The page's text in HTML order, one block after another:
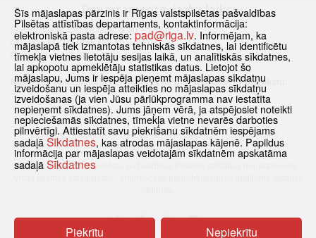
Departamenta darba laiks:
Pirmdiena, Ceturtdiena: 8.30 – 18.00
Otrdiena, Trešdiena: 8.30 – 17.00
Piektdiena: 8.30 – 15.00
Klātienes konsultācijas pieejamas tikai ar iepriekšēju pierakstu.
Sākums Jaunumi Biežāk uzdotie jautājumi
Lapas karte
Sīkdatnes
Kontakti
© 2021 Rīgas valstspilsētas pašvaldības Pilsētas attīstības departaments.
Šīs mājaslapas pārzinis ir Rīgas valstspilsētas pašvaldības
Pilsētas attīstības departaments, kontaktinformācija:
elektroniskā pasta adrese: pad@riga.lv. Informējam, ka
mājaslapā tiek izmantotas tehniskās sīkdatnes, lai identificētu
tīmekļa vietnes lietotāju sesijas laikā, un analītiskās sīkdatnes,
lai apkopotu apmeklētāju statistikas datus. Lietojot šo
mājaslapu, Jums ir iespēja pieņemt mājaslapas sīkdatņu
izveidošanu un iespēja atteikties no mājaslapas sīkdatņu
izveidošanas (ja vien Jūsu pārlūkprogramma nav iestatīta
nepieņemt sīkdatnes). Jums jāņem vērā, ja atspējosiet noteikti
nepieciešamās sīkdatnes, tīmekļa vietne nevarēs darboties
pilnvērtīgi. Attiestatīt savu piekrišanu sīkdatnēm iespējams
sadaļā Sīkdatnes, kas atrodas mājaslapas kājenē. Papildus
informācija par mājaslapas veidotajām sīkdatnēm apskatāma
sadaļā Sīkdatnes
Piekrītu Nepiekrītu